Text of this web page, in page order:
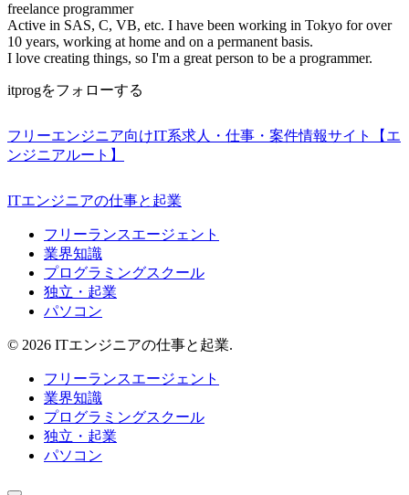
freelance programmer
Active in SAS, C, VB, etc. I have been working in Tokyo for over
10 years, working at home and on a permanent basis.
I love creating things, so I'm a great person to be a programmer.
itprogをフォローする
フリーエンジニア向けIT系求人・仕事・案件情報サイト【エ
ンジニアルート】
ITエンジニアの仕事と起業
フリーランスエージェント
業界知識
プログラミングスクール
独立・起業
パソコン
© 2026 ITエンジニアの仕事と起業.
フリーランスエージェント
業界知識
プログラミングスクール
独立・起業
パソコン